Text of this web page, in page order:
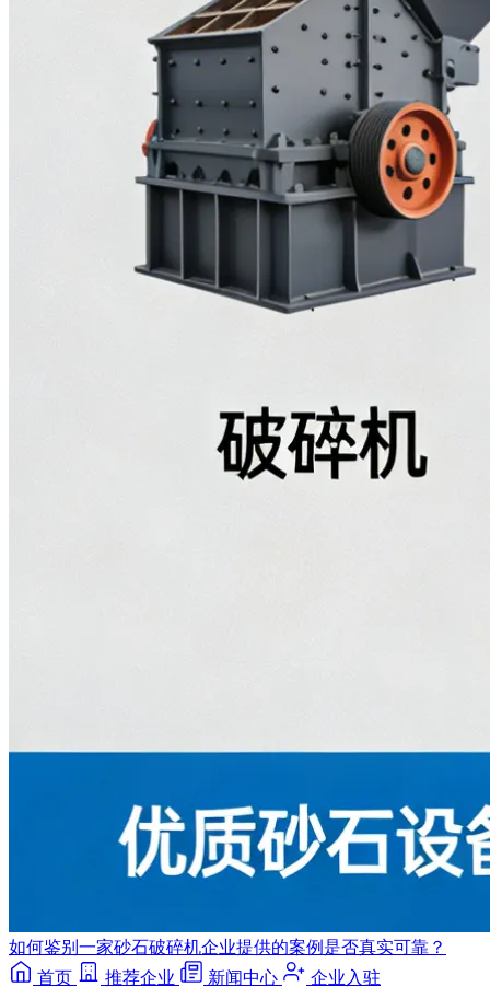
如何鉴别一家砂石破碎机企业提供的案例是否真实可靠？
首页
推荐企业 新闻中心 企业入驻